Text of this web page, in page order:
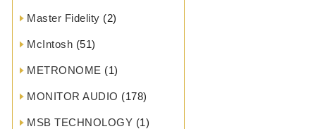
Master Fidelity (2)
McIntosh (51)
METRONOME (1)
MONITOR AUDIO (178)
MSB TECHNOLOGY (1)